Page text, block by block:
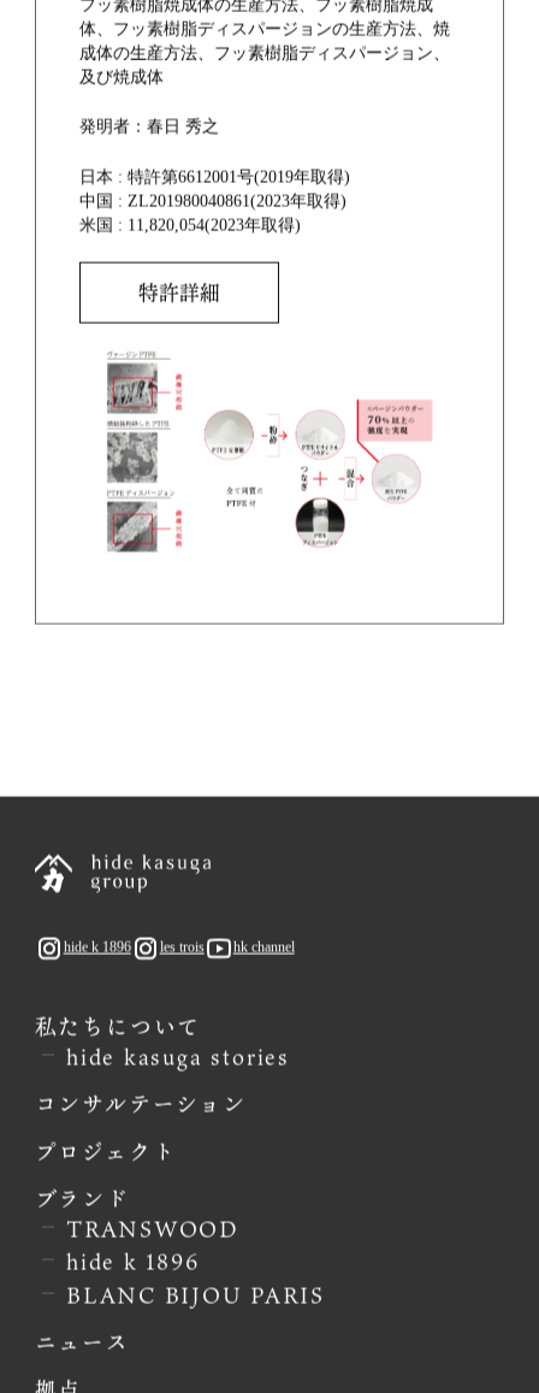
フッ素樹脂焼成体の生産方法、フッ素樹脂焼成
体、フッ素樹脂ディスパージョンの生産方法、焼
成体の生産方法、フッ素樹脂ディスパージョン、
及び焼成体
発明者：春日 秀之
日本 : 特許第6612001号(2019年取得)
中国 : ZL201980040861(2023年取得)
米国 : 11,820,054(2023年取得)
特許詳細
hide k 1896 les trois hk channel
私たちについて
hide kasuga stories
コンサルテーション
プロジェクト
ブランド
TRANSWOOD
hide k 1896
BLANC BIJOU PARIS
ニュース